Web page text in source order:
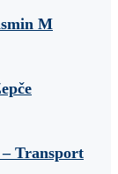
M
– Transport